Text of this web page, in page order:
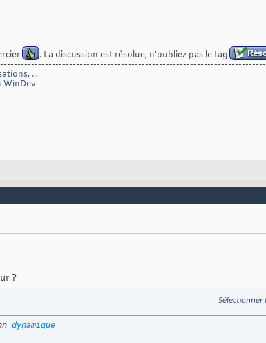
. La discussion est résolue, n'oubliez pas le tag
...
WinDev
?
Sélectionner
dynamique